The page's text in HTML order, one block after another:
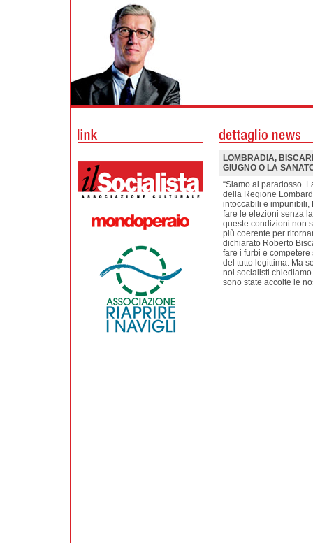
LOMBRADIA,
GIUGNO O LA
“Siamo al paradosso.
della Regione
intoccabili e impunibili,
fare le elezioni senza
queste condizioni non
più coerente per
dichiarato Roberto
fare i furbi e
del tutto legittima. Ma
noi socialisti
sono state accolte le